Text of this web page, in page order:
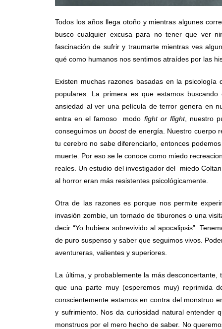
Todos los años llega otoño y mientras algunes
busco cualquier excusa para no tener que ver
fascinación de sufrir y traumarte mientras ves
qué como humanos nos sentimos atraídes por las
Existen muchas razones basadas en la
populares. La primera es que estamos
ansiedad al ver una película de terror genera en
entra en el famoso modo fight or flight, nuestro
conseguimos un boostde energía. Nuestro cuerpo
tu cerebro no sabe diferenciarlo, entonces
muerte. Por eso se le conoce como miedo
reales. Un estudio del investigador del miedo
al horror eran más resistentes psicológicamente.
Otra de las razones es porque nos permite
invasión zombie, un tornado de tiburones o una
decir “Yo hubiera sobrevivido al apocalipsis”.
de puro suspenso y saber que seguimos vivos.
aventureras, valientes y superiores.
La última, y probablemente la más desconcertante,
que una parte muy (esperemos muy) reprimida
conscientemente estamos en contra del monstruo
y sufrimiento. Nos da curiosidad natural entender
monstruos por el mero hecho de saber. No